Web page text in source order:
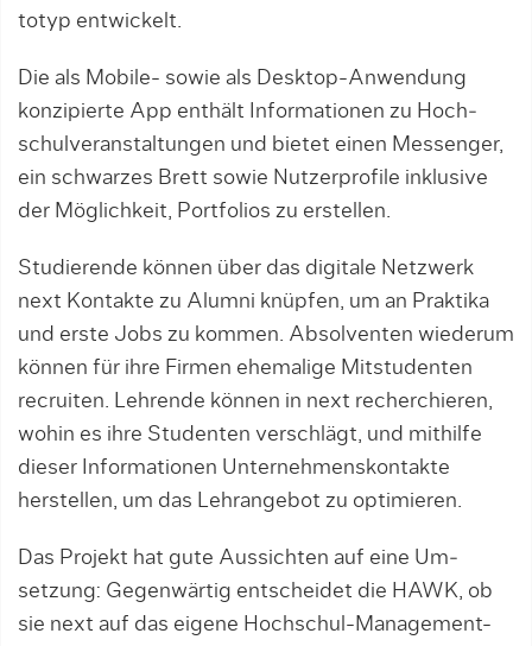
totyp entwickelt.
Die als Mobile- sowie als Desktop-Anwendung
kon­zi­­pier­te App enthält Informationen zu Hoch­
schul­veranstaltungen und bietet einen Messenger,
ein schwarzes Brett sowie Nutzerprofile inklusive
der Möglichkeit, Port­folios zu erstellen.
Studierende können über das di­gi­ta­le Netzwerk
next Kontakte zu Alumni knü­p­fen, um an Praktika
und erste Jobs zu kommen. Absolventen wiederum
können für ihre Firmen ehe­ma­li­ge Mitstudenten
recruiten. Lehrende können in next recherchieren,
wohin es ihre Studen­ten verschlägt, und mit­hilfe
dieser Informatio­nen Unternehmenskontakte
herstellen, um das Lehr­angebot zu optimieren.
Das Projekt hat gute Aussich­ten auf eine Um­
setzung: Gegenwärtig entscheidet die HAWK, ob
sie next auf das eigene Hochschul-Management-